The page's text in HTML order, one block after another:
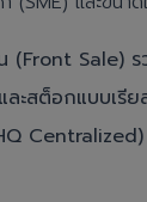
(Front Sale) ร
ะสต็อกแบบเรีย
Centralized)